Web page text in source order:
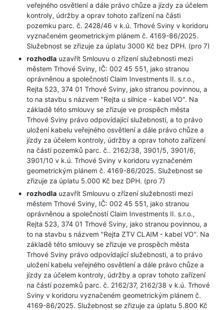
veřejného osvětlení a dále právo chůze a jízdy za účelem
kontroly, údržby a oprav tohoto zařízení na části
pozemku parc. č. 2428/46 v k.ú. Trhové Sviny v koridoru
vyznačeném geometrickým plánem č. 4169-86/2025.
Služebnost se zřizuje za úplatu 3000 Kč bez DPH. (pro 7)
rozhodla uzavřít Smlouvu o zřízení služebnosti mezi
městem Trhové Sviny, IČ: 002 45 551, jako stranou
oprávněnou a společností Claim Investments II. s.r.o.,
Rejta 523, 374 01 Trhové Sviny, jako stranou povinnou, a
to na stavbu s názvem "Rejta u silnice - kabel VO". Na
základě této smlouvy se zřizuje ve prospěch města
Trhové Sviny právo odpovídající služebnosti, a to právo
uložení kabelu veřejného osvětlení a dále právo chůze a
jízdy za účelem kontroly, údržby a oprav tohoto zařízení
na částí pozemků parc. č.. 2162/38, 3901/5, 3901/6,
3901/10 v k.ú. Trhové Sviny v koridoru vyznačeném
geometrickým plánem č. 4169-86/2025. Služebnost se
zřizuje za úplatu 5.000 Kč bez DPH. (pro 7)
rozhodla uzavřít Smlouvu o zřízení služebnosti mezi
městem Trhové Sviny, IČ: 002 45 551, jako stranou
oprávněnou a společností Claim Investments II. s.r.o.,
Rejta 523, 374 01 Trhové Sviny, jako stranou povinnou, a
to na stavbu s názvem "Rejta ZTV CLAIM - kabel VO". Na
základě této smlouvy se zřizuje ve prospěch města
Trhové Sviny právo odpovídající služebnosti, a to právo
uložení kabelu veřejného osvětlení a dále právo chůze a
jízdy za účelem kontroly, údržby a oprav tohoto zařízení
na částí pozemků parc. č. 2162/37, 2162/38 v k.ú. Trhové
Sviny v koridoru vyznačeném geometrickým plánem č.
4169-86/2025. Služebnost se zřizuje za úplatu 5.800 Kč